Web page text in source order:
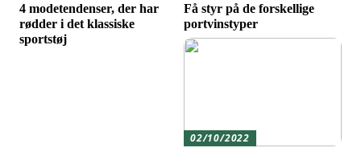
4 modetendenser, der har
rødder i det klassiske
sportstøj
Få styr på de forskellige
portvinstyper
02/10/2022